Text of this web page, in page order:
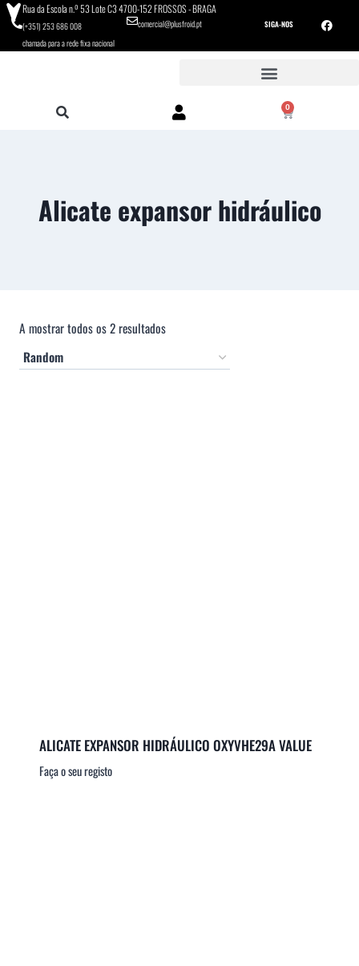
Rua da Escola n.º 53 Lote C3 4700-152 FROSSOS - BRAGA
(+351) 253 686 008
chamada para a rede fixa nacional
comercial@plusfroid.pt SIGA-NOS
0
Alicate expansor hidráulico
A mostrar todos os 2 resultados
ALICATE EXPANSOR HIDRÁULICO OXYVHE29A VALUE
Faça o seu registo